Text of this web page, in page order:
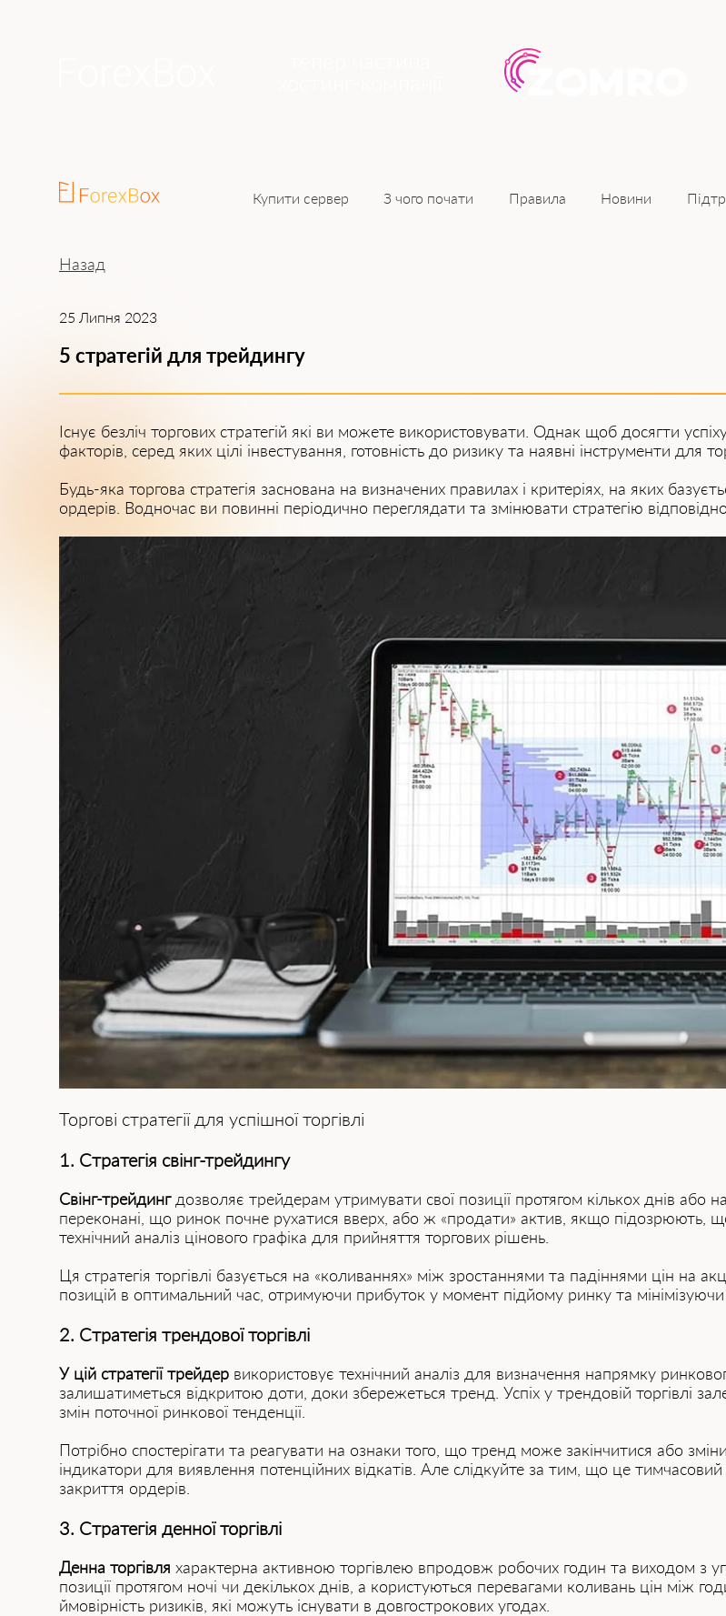
Купити сервер З чого почати Правила Новини
Назад
25 Липня 2023
5 стратегій для трейдингу
Існує безліч торгових стратегій які ви можете використовувати. Однак щоб досягти
факторів, серед яких цілі інвестування, готовність до ризику та наявні інструменти для
Будь-яка торгова стратегія заснована на визначених правилах і критеріях, на яких
ордерів. Водночас ви повинні періодично переглядати та змінювати стратегію
Торгові стратегії для успішної торгівлі
1. Стратегія свінг-трейдингу
Cвінг-трейдингдозволяє трейдерам утримувати свої позиції протягом кількох днів або
переконані, що ринок почне рухатися вверх, або ж «продати» актив, якщо підозрюють,
технічний аналіз цінового графіка для прийняття торгових рішень.
Ця стратегія торгівлі базується на «коливаннях» між зростаннями та падіннями цін на
позицій в оптимальний час, отримуючи прибуток у момент підйому ринку та мінімізуючи
2. Стратегія трендової торгівлі
У цій стратегії трейдер використовує технічний аналіз для визначення напрямку
залишатиметься відкритою доти, доки збережеться тренд. Успіх у трендовій торгівлі
змін поточної ринкової тенденції.
Потрібно спостерігати та реагувати на ознаки того, що тренд може закінчитися або
індикатори для виявлення потенційних відкатів. Але слідкуйте за тим, що це
закриття ордерів.
3. Стратегія денної торгівлі
Денна торгівля характерна активною торгівлею впродовж робочих годин та виходом з
позиції протягом ночі чи декількох днів, а користуються перевагами коливань цін між
ймовірність ризиків, які можуть існувати в довгострокових угодах.